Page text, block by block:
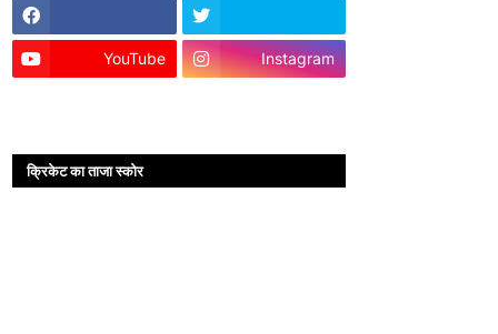
YouTube Instagram
क्रिकेट का ताजा स्कोर